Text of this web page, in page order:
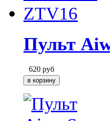
Пульт
620 руб